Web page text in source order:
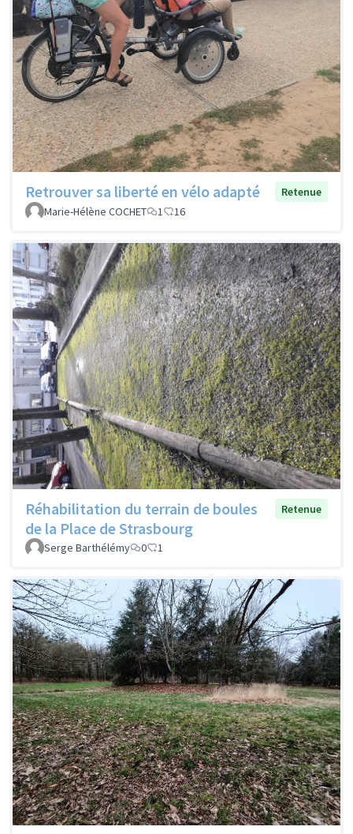
Retrouver sa liberté en vélo adapté
Retenue
Marie-Hélène COCHET
1 16
Réhabilitation du terrain de boules
de la Place de Strasbourg
Retenue
Serge Barthélémy 0 1